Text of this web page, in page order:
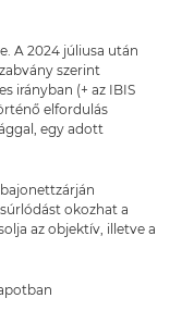
A 2024 júliusa után
szerint
irányban (+ az IBIS
elfordulás
egy adott
okozhat a
az objektív, illetve a